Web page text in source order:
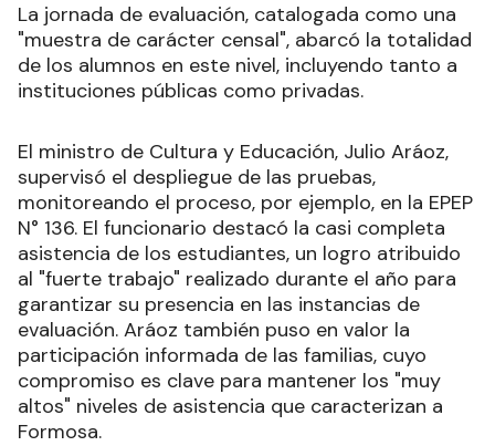
La jornada de evaluación, catalogada como una
"muestra de carácter censal", abarcó la totalidad
de los alumnos en este nivel, incluyendo tanto a
instituciones públicas como privadas.
El ministro de Cultura y Educación, Julio Aráoz,
supervisó el despliegue de las pruebas,
monitoreando el proceso, por ejemplo, en la EPEP
N° 136. El funcionario destacó la casi completa
asistencia de los estudiantes, un logro atribuido
al "fuerte trabajo" realizado durante el año para
garantizar su presencia en las instancias de
evaluación. Aráoz también puso en valor la
participación informada de las familias, cuyo
compromiso es clave para mantener los "muy
altos" niveles de asistencia que caracterizan a
Formosa.